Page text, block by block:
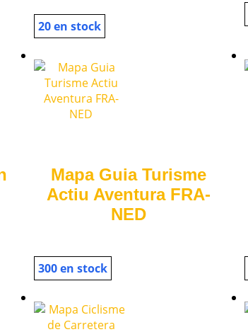
20 en stock
Mapa Guia Turisme
Actiu Aventura FRA-
NED
300 en stock